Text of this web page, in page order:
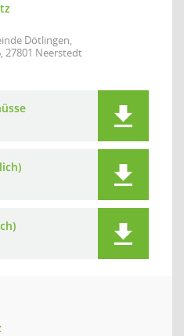
Dötlingen,
27801 Neerstedt